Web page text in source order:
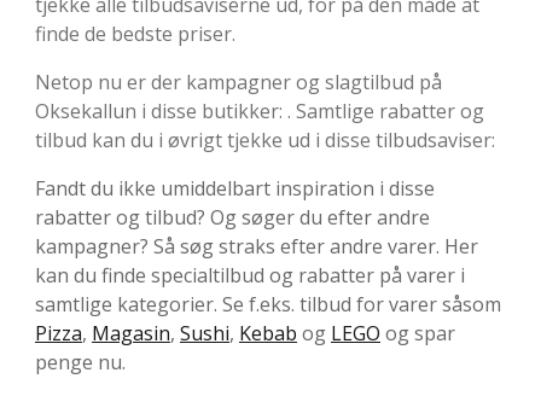
finde de bedste priser.
Netop nu er der kampagner og slagtilbud på
Oksekallun i disse butikker: . Samtlige rabatter og
tilbud kan du i øvrigt tjekke ud i disse tilbudsaviser:
Fandt du ikke umiddelbart inspiration i disse
rabatter og tilbud? Og søger du efter andre
kampagner? Så søg straks efter andre varer. Her
kan du finde specialtilbud og rabatter på varer i
samtlige kategorier. Se f.eks. tilbud for varer såsom
Pizza, Magasin, Sushi, Kebab og LEGO og spar
penge nu.